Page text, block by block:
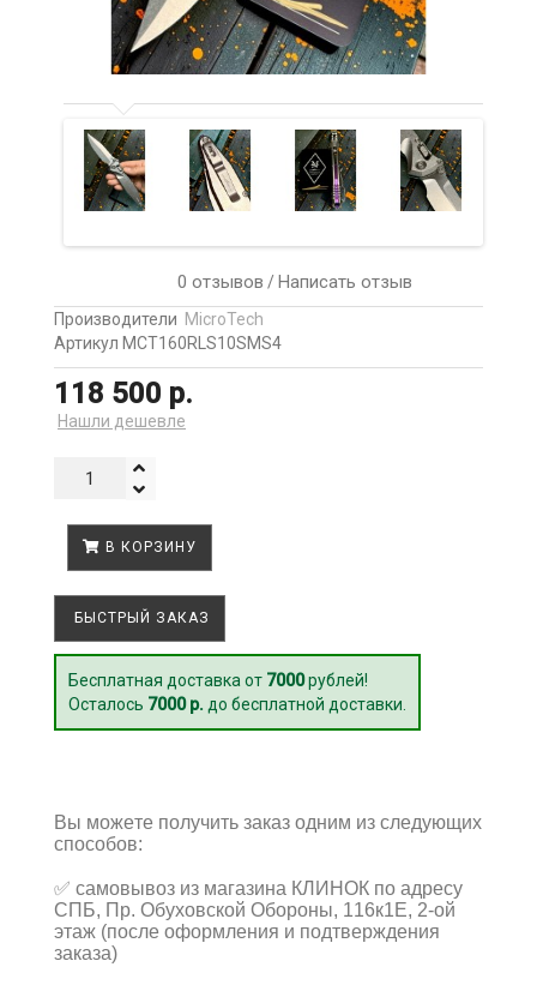
0 отзывов /Написать отзыв
Производители MicroTech
Артикул MCT160RLS10SMS4
118 500 р.
Нашли дешевле
В КОРЗИНУ
БЫСТРЫЙ ЗАКАЗ
Бесплатная доставка от 7000рублей!
Осталось 7000 р. до бесплатной доставки.
Вы можете получить заказ одним из следующих
способов:
✅ самовывоз из магазина КЛИНОК по адресу
СПБ, Пр. Обуховской Обороны, 116к1Е, 2-ой
этаж (после оформления и подтверждения
заказа)